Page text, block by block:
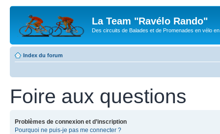
La Team "Ravélo Rando"
Des circuits de Balades et de Promenades en vélo
Index du forum
Foire aux questions
Problèmes de connexion et d’inscription
Pourquoi ne puis-je pas me connecter ?